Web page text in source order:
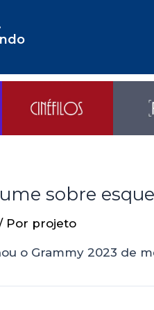
sobre
Por projeto
o Grammy 2023 de